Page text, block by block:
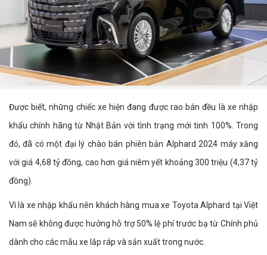
Được biết, những chiếc xe hiện đang được rao bán đều là xe nhập
khẩu chính hãng từ Nhật Bản với tình trạng mới tinh 100%. Trong
đó, đã có một đại lý chào bán phiên bản Alphard 2024 máy xăng
với giá 4,68 tỷ đồng, cao hơn giá niêm yết khoảng 300 triệu (4,37 tỷ
đồng).
Vì là xe nhập khẩu nên khách hàng mua xe Toyota Alphard tại Việt
Nam sẽ không được hưởng hỗ trợ 50% lệ phí trước bạ từ Chính phủ
dành cho các mẫu xe lắp ráp và sản xuất trong nước.